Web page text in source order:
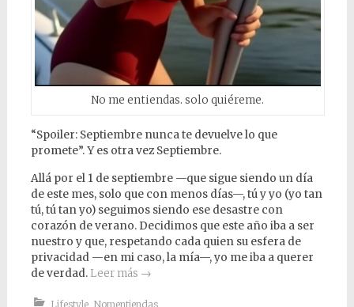
No me entiendas. solo quiéreme.
“Spoiler: Septiembre nunca te devuelve lo que
promete”. Y es otra vez Septiembre.
Allá por el 1 de septiembre —que sigue siendo un día
de este mes, solo que con menos días—, tú y yo (yo tan
tú, tú tan yo) seguimos siendo ese desastre con
corazón de verano. Decidimos que este año iba a ser
nuestro y que, respetando cada quien su esfera de
privacidad —en mi caso, la mía—, yo me iba a querer
de verdad. Leer más →
Lifestyle, Nomentiendas